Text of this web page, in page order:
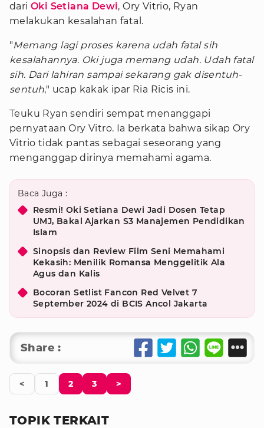
dari Oki Setiana Dewi, Ory Vitrio, Ryan
melakukan kesalahan fatal.
"Memang lagi proses karena udah fatal sih
kesalahannya. Oki juga memang udah. Udah fatal
sih. Dari lahiran sampai sekarang gak disentuh-
sentuh," ucap kakak ipar Ria Ricis ini.
Teuku Ryan sendiri sempat menanggapi
pernyataan Ory Vitro. Ia berkata bahwa sikap Ory
Vitrio tidak pantas sebagai seseorang yang
menganggap dirinya memahami agama.
Baca Juga :
Resmi! Oki Setiana Dewi Jadi Dosen Tetap
UMJ, Bakal Ajarkan S3 Manajemen Pendidikan
Islam
Sinopsis dan Review Film Seni Memahami
Kekasih: Menilik Romansa Menggelitik Ala
Agus dan Kalis
Bocoran Setlist Fancon Red Velvet 7
September 2024 di BCIS Ancol Jakarta
Share :
< 1 2 3 >
TOPIK TERKAIT